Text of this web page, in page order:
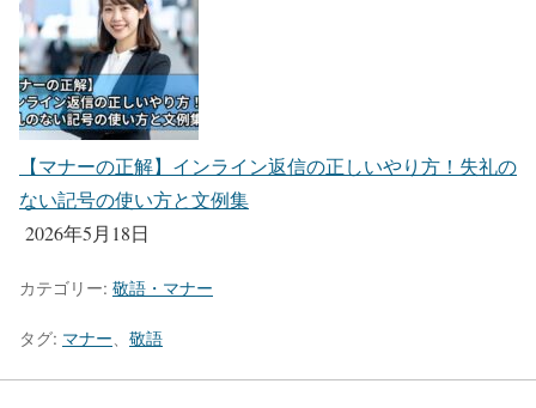
【マナーの正解】インライン返信の正しいやり方！失礼の
ない記号の使い方と文例集
2026年5月18日
カテゴリー: 敬語・マナー
タグ: マナー 敬語